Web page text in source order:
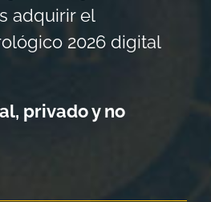
adquirir el
2026 digital
privado y no